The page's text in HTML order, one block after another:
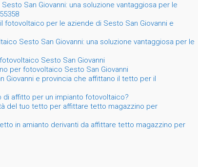
San Giovanni: una soluzione vantaggiosa per le
fotovoltaico per le aziende di Sesto San Giovanni e
Sesto San Giovanni: una soluzione vantaggiosa per le
Sesto San Giovanni
per fotovoltaico Sesto San Giovanni
Giovanni e provincia che affittano il tetto per il
affitto per un impianto fotovoltaico?
del tuo tetto per affittare tetto magazzino per
in amianto derivanti da affittare tetto magazzino per